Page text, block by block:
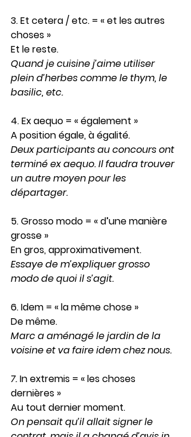
3. Et cetera / etc. = « et les autres
choses »
Et le reste.
Quand je cuisine j’aime utiliser
plein d’herbes comme le thym, le
basilic, etc.
4. Ex aequo = « également »
A position égale, à égalité.
Deux participants au concours ont
terminé ex aequo. Il faudra trouver
un autre moyen pour les
départager.
5. Grosso modo = « d’une manière
grosse »
En gros, approximativement.
Essaye de m’expliquer grosso
modo de quoi il s’agit.
6. Idem = « la même chose »
De même.
Marc a aménagé le jardin de la
voisine et va faire idem chez nous.
7. In extremis = « les choses
dernières »
Au tout dernier moment.
On pensait qu’il allait signer le